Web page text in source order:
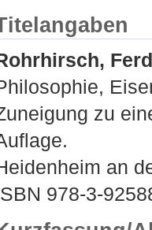
zu
an
978-3-